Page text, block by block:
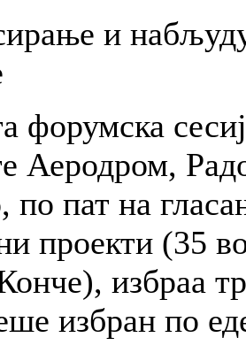
и
форумска
Аеродром,
по пат на
проекти (35
избраа
избран по